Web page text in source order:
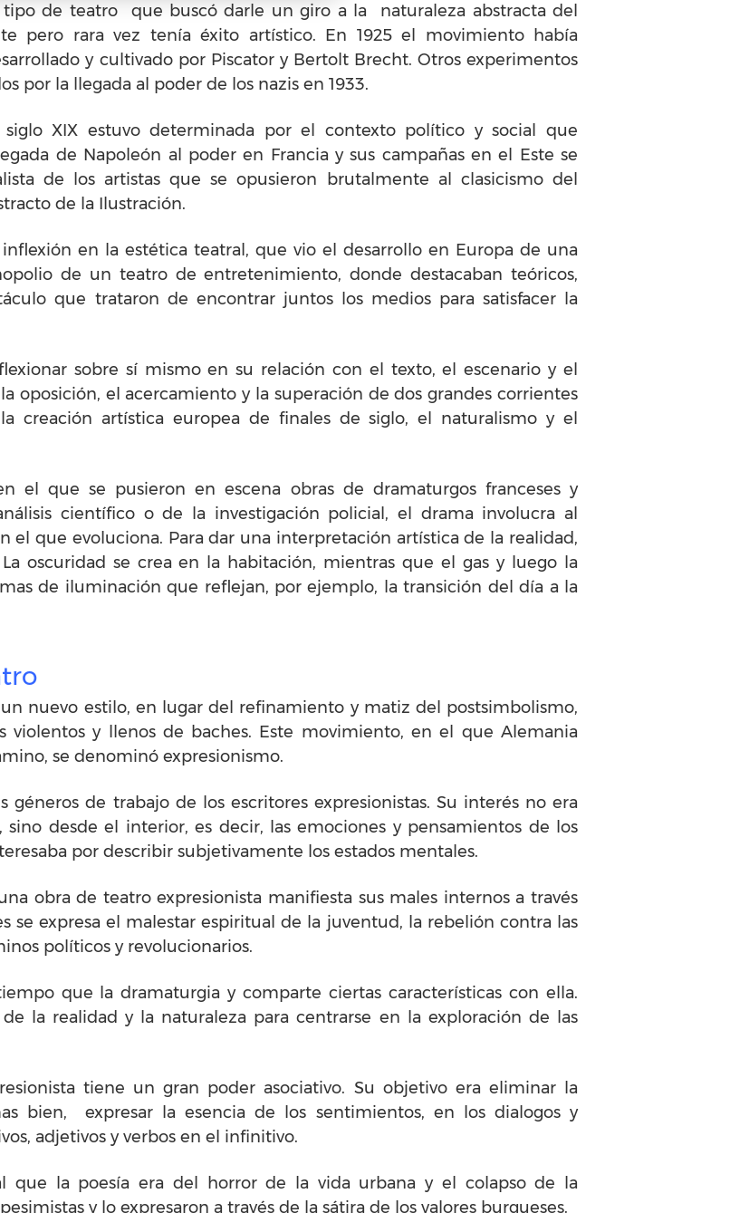
tipo de teatro que buscó darle un giro a la naturaleza abstracta del
pero rara vez tenía éxito artístico. En 1925 el movimiento había
y cultivado por Piscator y Bertolt Brecht. Otros experimentos
por la llegada al poder de los nazis en 1933.
XIX estuvo determinada por el contexto político y social que
de Napoleón al poder en Francia y sus campañas en el Este se
de los artistas que se opusieron brutalmente al clasicismo del
de la Ilustración.
en la estética teatral, que vio el desarrollo en Europa de una
de un teatro de entretenimiento, donde destacaban teóricos,
que trataron de encontrar juntos los medios para satisfacer la
sobre sí mismo en su relación con el texto, el escenario y el
oposición, el acercamiento y la superación de dos grandes corrientes
creación artística europea de finales de siglo, el naturalismo y el
el que se pusieron en escena obras de dramaturgos franceses y
científico o de la investigación policial, el drama involucra al
que evoluciona. Para dar una interpretación artística de la realidad,
oscuridad se crea en la habitación, mientras que el gas y luego la
de iluminación que reflejan, por ejemplo, la transición del día a la
un nuevo estilo, en lugar del refinamiento y matiz del postsimbolismo,
violentos y llenos de baches. Este movimiento, en el que Alemania
se denominó expresionismo.
de trabajo de los escritores expresionistas. Su interés no era
desde el interior, es decir, las emociones y pensamientos de los
por describir subjetivamente los estados mentales.
obra de teatro expresionista manifiesta sus males internos a través
se expresa el malestar espiritual de la juventud, la rebelión contra las
políticos y revolucionarios.
que la dramaturgia y comparte ciertas características con ella.
la realidad y la naturaleza para centrarse en la exploración de las
tiene un gran poder asociativo. Su objetivo era eliminar la
bien, expresar la esencia de los sentimientos, en los dialogos y
adjetivos y verbos en el infinitivo.
que la poesía era del horror de la vida urbana y el colapso de la
y lo expresaron a través de la sátira de los valores burgueses.